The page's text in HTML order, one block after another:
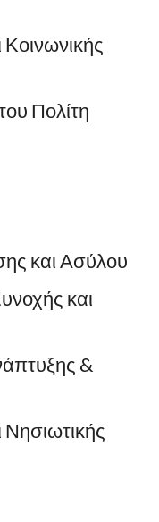
Πολίτη
και Ασύλου
και
&
Νησιωτικής